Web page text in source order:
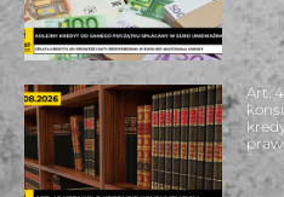
Art.